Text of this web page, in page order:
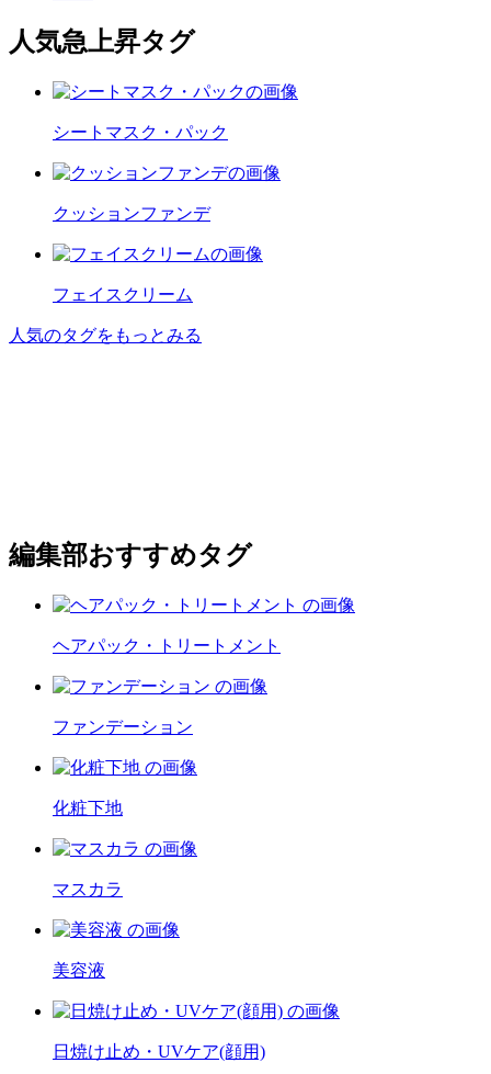
人気急上昇タグ
シートマスク・パック
クッションファンデ
フェイスクリーム
人気のタグをもっとみる
編集部おすすめタグ
ヘアパック・トリートメント
ファンデーション
化粧下地
マスカラ
美容液
日焼け止め・UVケア(顔用)